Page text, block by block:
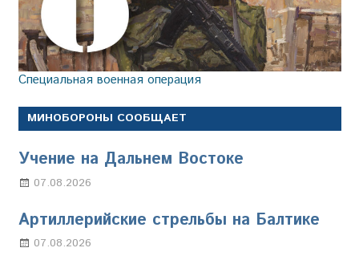
Специальная военная операция
МИНОБОРОНЫ СООБЩАЕТ
Учение на Дальнем Востоке
07.08.2026
Артиллерийские стрельбы на Балтике
07.08.2026